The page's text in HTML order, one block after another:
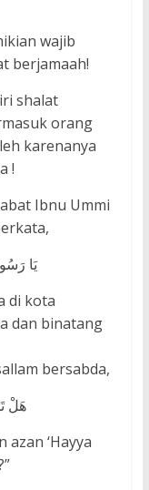
wajib
berjamaah!
shalat
orang
karenanya
!
Ibnu Ummi
يَا
di kota
dan binatang
bersabda,
هَلْ
‘Hayya